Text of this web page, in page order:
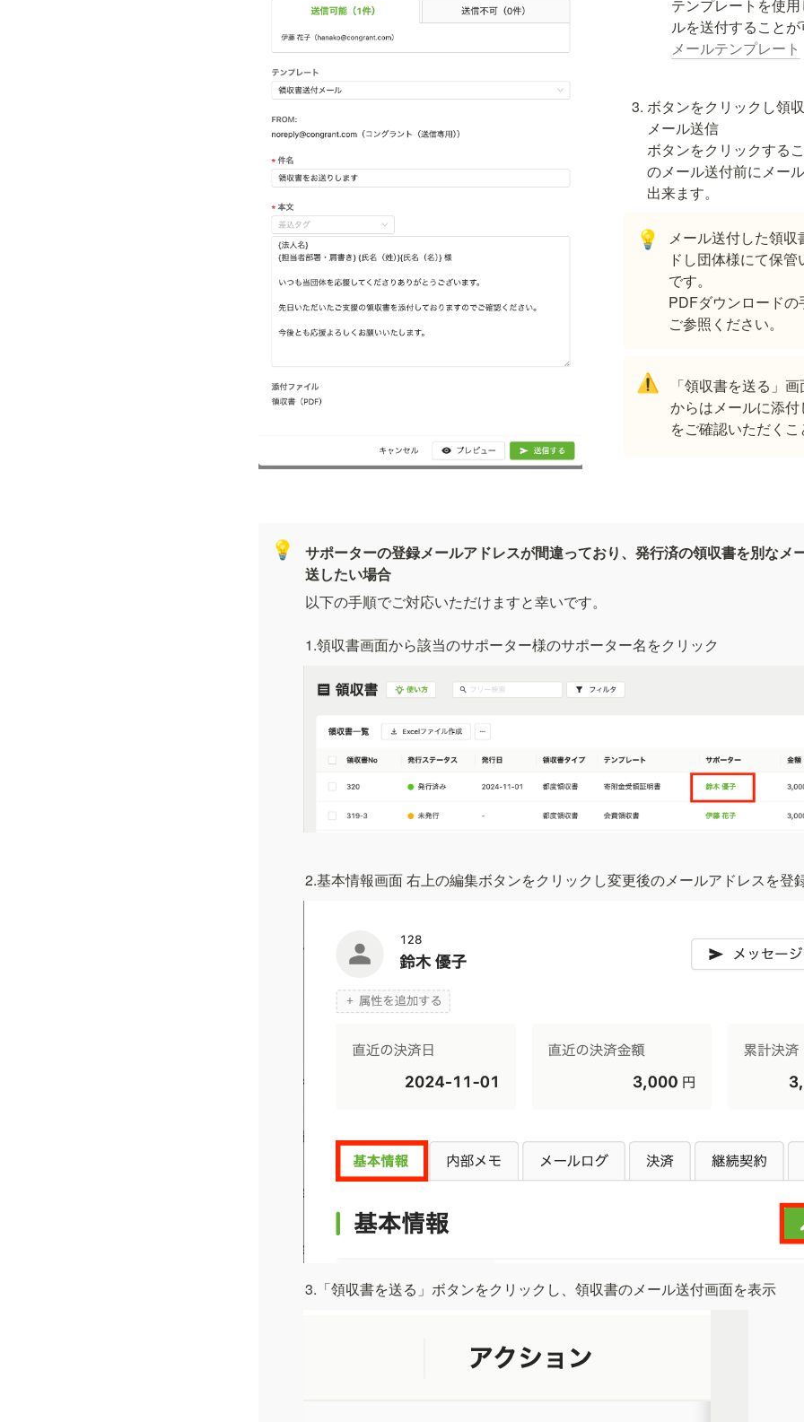
テンプレートを使
メールテンプレート
ボタンをクリックし領
メール送信
ボタンをクリックする
のメール送付前にメー
出来ます。
💡
メール送付した領
ドし団体様にて保
です。
PDFダウンロード
ご参照ください。
⚠️
「領収書を送る」
からはメールに添
をご確認いただく
💡
サポーターの登録メールアドレスが間違っており、発行済の領収書を別なメ
送したい場合
以下の手順でご対応いただけますと幸いです。
1.領収書画面から該当のサポーター様のサポーター名をクリック
2.基本情報画面 右上の編集ボタンをクリックし変更後のメールアドレスを登
3.「領収書を送る」ボタンをクリックし、領収書のメール送付画面を表示